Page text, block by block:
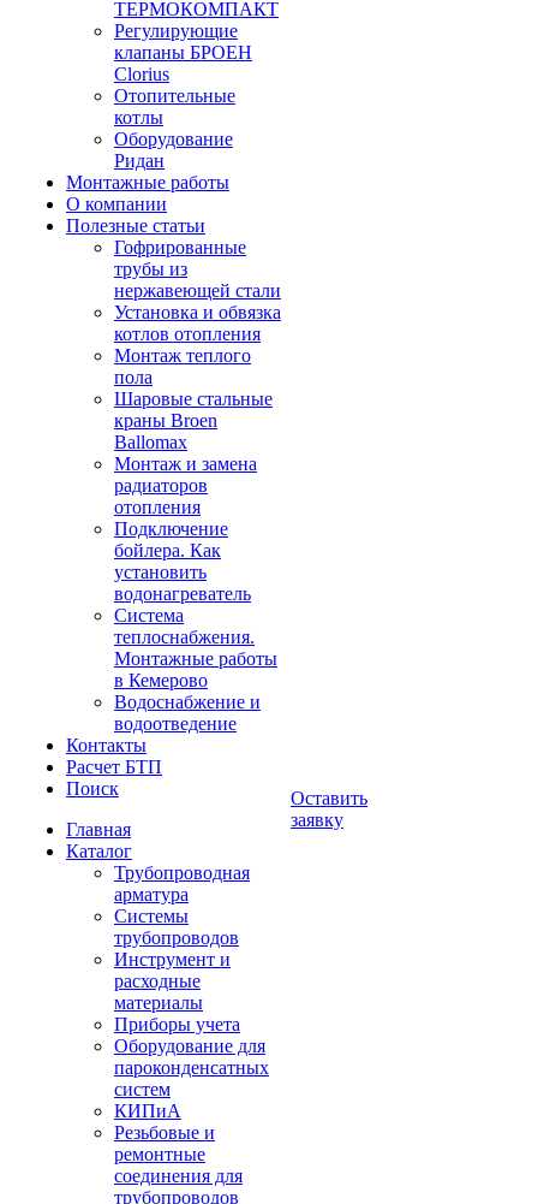
ТЕРМОКОМПАКТ
Регулирующие
клапаны БРОЕН
Clorius
Отопительные
котлы
Оборудование
Ридан
Монтажные работы
О компании
Полезные статьи
Гофрированные
трубы из
нержавеющей стали
Установка и обвязка
котлов отопления
Монтаж теплого
пола
Шаровые стальные
краны Broen
Ballomax
Монтаж и замена
радиаторов
отопления
Подключение
бойлера. Как
установить
водонагреватель
Система
теплоснабжения.
Монтажные работы
в Кемерово
Водоснабжение и
водоотведение
Контакты
Расчет БТП
Поиск
Главная
Каталог
Трубопроводная
арматура
Системы
трубопроводов
Инструмент и
расходные
материалы
Приборы учета
Оборудование для
пароконденсатных
систем
КИПиА
Резьбовые и
ремонтные
соединения для
трубопроводов
Оставить
заявку